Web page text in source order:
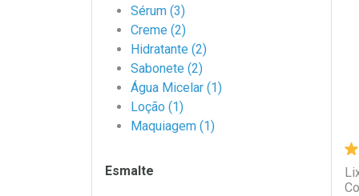
Sérum (3)
Creme (2)
Hidratante (2)
Sabonete (2)
Água Micelar (1)
Loção (1)
Maquiagem (1)
Esmalte